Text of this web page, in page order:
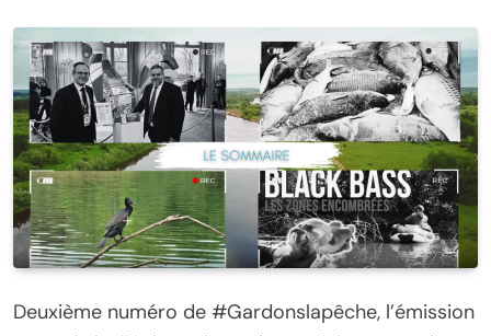
Deuxième numéro de #Gardonslapêche, l’émission